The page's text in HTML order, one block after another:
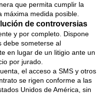
que permita cumplir la
máxima medida posible.
de controversias
y por completo. Dispone
debe someterse al
en lugar de un litigio ante un
por jurado.
el acceso a SMS y otros
se rigen conforme a las
Unidos de América, sin